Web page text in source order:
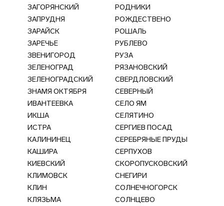
ЗАГОРЯНСКИЙ
ЗАПРУДНЯ
ЗАРАЙСК
ЗАРЕЧЬЕ
ЗВЕНИГОРОД
ЗЕЛЕНОГРАД
ЗЕЛЕНОГРАДСКИЙ
ЗНАМЯ ОКТЯБРЯ
ИВАНТЕЕВКА
ИКША
ИСТРА
КАЛИНИНЕЦ
КАШИРА
КИЕВСКИЙ
КЛИМОВСК
КЛИН
КЛЯЗЬМА
РОДНИКИ
РОЖДЕСТВЕНО
РОШАЛЬ
РУБЛЕВО
РУЗА
РЯЗАНОВСКИЙ
СВЕРДЛОВСКИЙ
СЕВЕРНЫЙ
СЕЛО ЯМ
СЕЛЯТИНО
СЕРГИЕВ ПОСАД
СЕРЕБРЯНЫЕ ПРУДЫ
СЕРПУХОВ
СКОРОПУСКОВСКИЙ
СНЕГИРИ
СОЛНЕЧНОГОРСК
СОЛНЦЕВО